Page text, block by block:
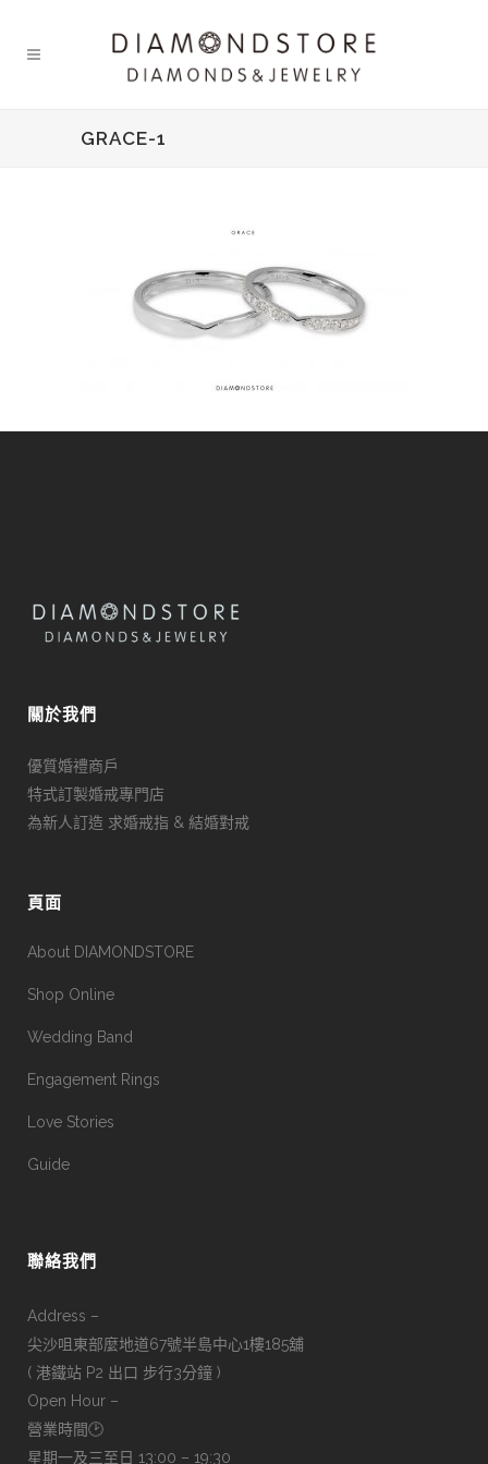
GRACE-1
關於我們
優質婚禮商戶
特式訂製婚戒專門店
為新人訂造 求婚戒指 & 結婚對戒
頁面
About DIAMONDSTORE
Shop Online
Wedding Band
Engagement Rings
Love Stories
Guide
聯絡我們
Address –
尖沙咀東部麼地道67號半島中心1樓185舖
( 港鐵站 P2 出口 步行3分鐘 )
Open Hour –
營業時間🕑
星期一及三至日 13:00 – 19:30